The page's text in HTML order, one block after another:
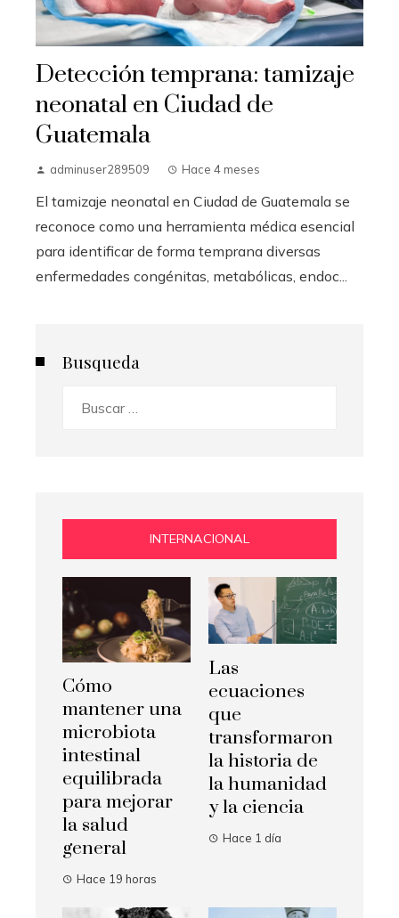
Detección temprana: tamizaje
neonatal en Ciudad de
Guatemala
adminuser289509 Hace 4 meses
El tamizaje neonatal en Ciudad de Guatemala se
reconoce como una herramienta médica esencial
para identificar de forma temprana diversas
enfermedades congénitas, metabólicas, endoc...
Busqueda
INTERNACIONAL
Cómo
mantener una
microbiota
intestinal
equilibrada
para mejorar
la salud
general
Hace 19 horas
Las
ecuaciones
que
transformaron
la historia de
la humanidad
y la ciencia
Hace 1 día